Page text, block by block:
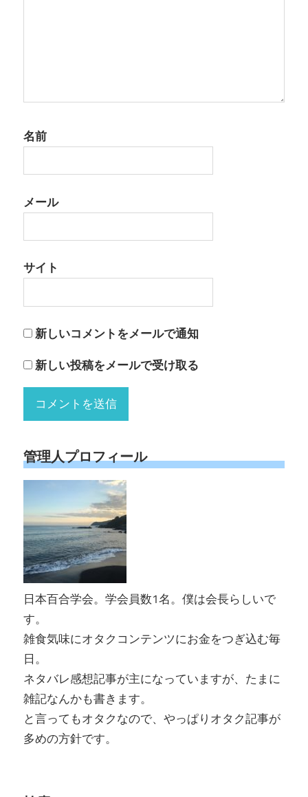
名前
メール
サイト
新しいコメントをメールで通知
新しい投稿をメールで受け取る
管理人プロフィール
日本百合学会。学会員数1名。僕は会長らしいで
す。
雑食気味にオタクコンテンツにお金をつぎ込む毎
日。
ネタバレ感想記事が主になっていますが、たまに
雑記なんかも書きます。
と言ってもオタクなので、やっぱりオタク記事が
多めの方針です。